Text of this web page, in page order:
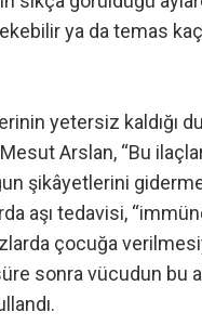
ya da temas
yetersiz kaldığı
Arslan, “Bu
şikâyetlerini
aşı tedavisi,
çocuğa
sonra vücudun bu